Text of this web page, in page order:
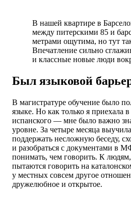
В нашей квартире в
между питерскими 85 и
метрами ощутима, но тут
Впечатление сильно
и классные новые люди
Был языковой
В магистратуре обучение было
языке. Но как только я приехала
испанского — мне было важно
уровне. За четыре месяца
поддержать несложную беседу,
и разобраться с документами в
понимать, чем говорить. К
пытаются говорить на
у местных совсем другое
дружелюбное и открытое.